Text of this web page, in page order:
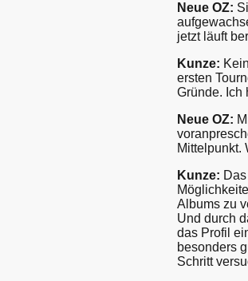
Neue OZ:
jetzt läuft
Kunze:
ersten
Gründe. Ich
Neue OZ:
Mittelpunkt.
Kunze:
Albums zu
Und durch
das Profil
besonders
Schritt